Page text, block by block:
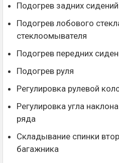
Подогрев задних сидений
Подогрев лобового
стеклоомывателя
Подогрев передних
Подогрев руля
Регулировка рулевой
Регулировка угла
ряда
Складывание спинки
багажника